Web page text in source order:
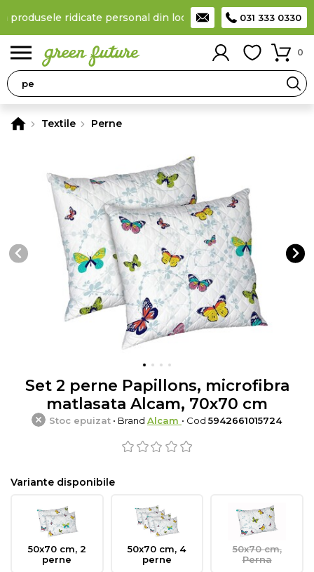
ridicate personal din locker Taxă de livrare 11,99
031 333 0330
0
Textile Perne
Set 2 perne Papillons, microfibra
matlasata Alcam, 70x70 cm
Stoc epuizat • Brand Alcam • Cod5942661015724
Variante disponibile
50x70 cm, 2
perne
50x70 cm, 4
perne
50x70 cm,
Perna